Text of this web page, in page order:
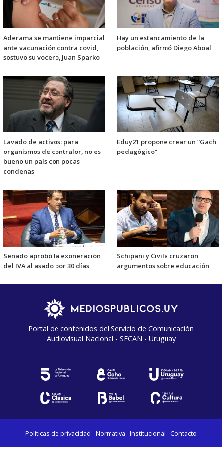
Aderama se mantiene imparcial
ante vacunación contra covid,
sostuvo su vocero, Juan Sparko
Hay un estancamiento de la
población, afirmó Diego Aboal
Lavado de activos: para
organismos de contralor, no es
bueno un país con pocas
condenas
Eduy21 propone crear un “Gach
pedagógico”
Senado aprobó la exoneración
del IVA al asado por 30 días
Schipani y Civila cruzaron
argumentos sobre educación
Portal de contenidos del Servicio de Comunicación
Audiovisual Nacional - SECAN - Uruguay
Políticas de privacidad Normativa Institucional Contacto